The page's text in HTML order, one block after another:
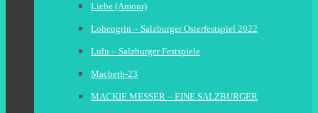
Liebe (Amour)
Lohengrin – Salzburger Osterfestspiel 2022
Lulu – Salzburger Festspiele
Macbeth-23
MACKIE MESSER – EINE SALZBURGER